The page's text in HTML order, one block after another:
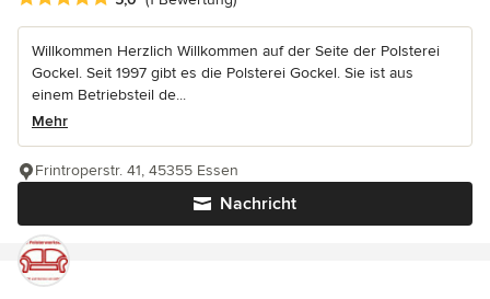
Willkommen Herzlich Willkommen auf der Seite der Polsterei
Gockel. Seit 1997 gibt es die Polsterei Gockel. Sie ist aus
einem Betriebsteil de...
Mehr
Nachricht
Frintroperstr. 41, 45355 Essen